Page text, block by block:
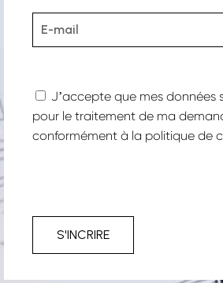
Jʼaccepte que mes données
pour le traitement de ma
conformément à la politique de
S'INCRIRE